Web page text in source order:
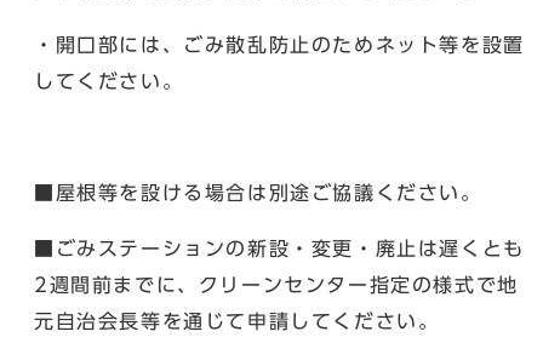
・開口部には、ごみ散乱防止のためネット等を設置
してください。
■屋根等を設ける場合は別途ご協議ください。
■ごみステーションの新設・変更・廃止は遅くとも
2週間前までに、クリーンセンター指定の様式で地
元自治会長等を通じて申請してください。